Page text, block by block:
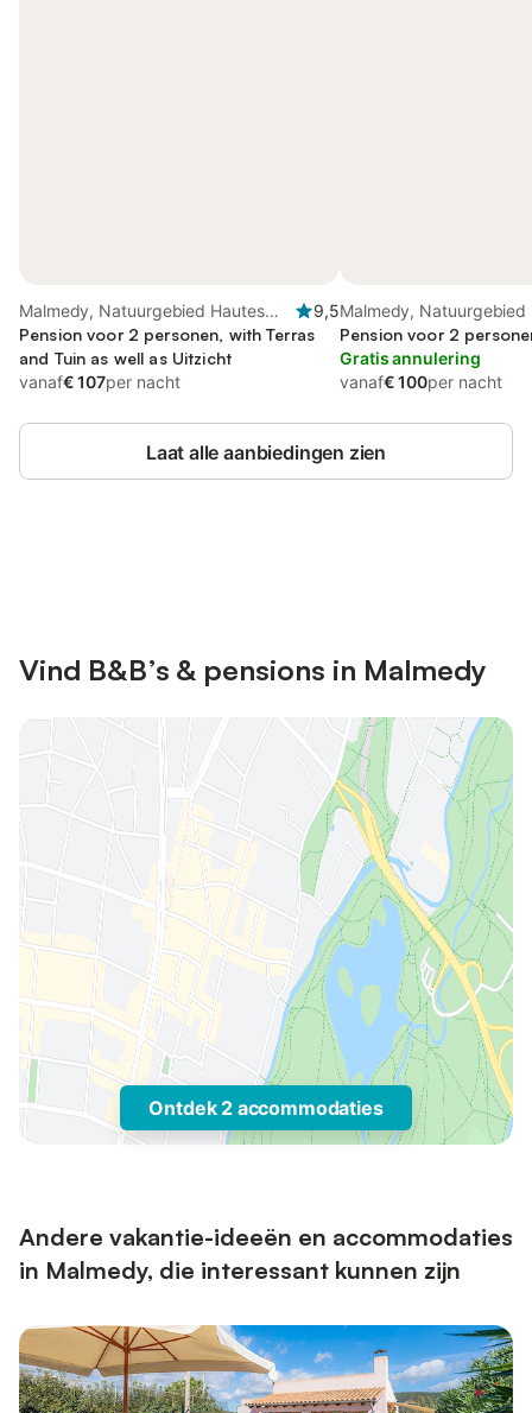
Malmedy, Natuurgebied Hautes
Fagnes
9,5
Pension voor 2 personen, with Terras
and Tuin as well as Uitzicht
vanaf€ 107per nacht
Malmedy, Natuurgebied
Fagnes
Pension voor 2
Gratis annulering
vanaf€ 100per nacht
Laat alle aanbiedingen zien
Vind B&B’s & pensions in Malmedy
Ontdek 2 accommodaties
Andere vakantie-ideeën en accommodaties
in Malmedy, die interessant kunnen zijn